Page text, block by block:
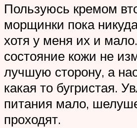
Пользуюсь кремом
морщинки пока
хотя у меня их и
состояние кожи не
лучшую сторону, а
какая то бугристая.
питания мало,
проходят.